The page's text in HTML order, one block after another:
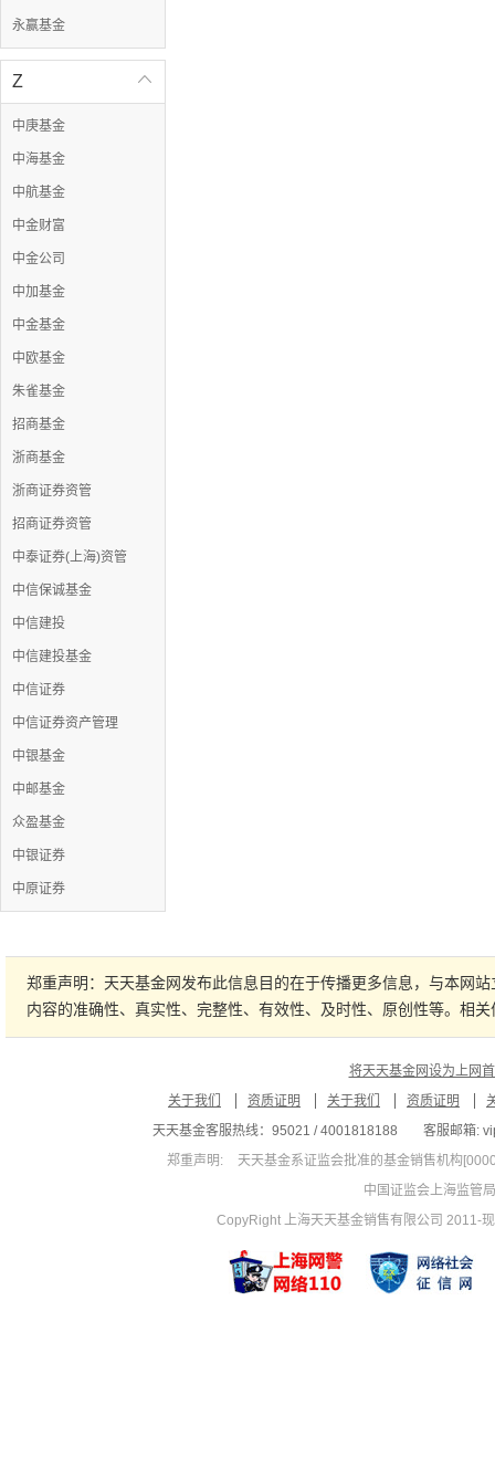
永赢基金

Z
中庚基金
中海基金
中航基金
中金财富
中金公司
中加基金
中金基金
中欧基金
朱雀基金
招商基金
浙商基金
浙商证券资管
招商证券资管
中泰证券(上海)资管
中信保诚基金
中信建投
中信建投基金
中信证券
中信证券资产管理
中银基金
中邮基金
众盈基金
中银证券
中原证券
郑重声明：天天基金网发布此信息目的在于传播更多信息，与本网
内容的准确性、真实性、完整性、有效性、及时性、原创性等。相
将天天基金网设为上网
关于我们
资质证明 关于我们 资质证明
天天基金客服热线：95021 / 4001818188
客服邮箱:
郑重声明:
天天基金系证监会批准的基金销售机构
中国证监会上海监管
CopyRight 上海天天基金销售有限公司 2011-